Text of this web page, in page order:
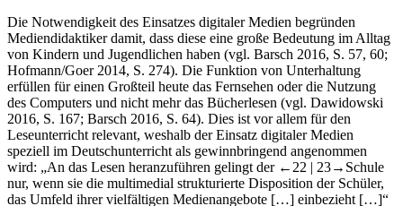
Die Notwendigkeit des Einsatzes digitaler Medien begründen
Mediendidaktiker damit, dass diese eine große Bedeutung im Alltag
von Kindern und Jugendlichen haben (vgl. Barsch2016, S. 57, 60;
Hofmann/Goer2014, S. 274). Die Funktion von Unterhaltung
erfüllen für einen Großteil heute das Fernsehen oder die Nutzung
des Computers und nicht mehr das Bücherlesen (vgl. Dawidowski
2016, S. 167; Barsch2016, S. 64). Dies ist vor allem für den
Leseunterricht relevant, weshalb der Einsatz digitaler Medien
speziell im Deutschunterricht als gewinnbringend angenommen
wird: „An das Lesen heranzuführen gelingt der←22 | 23→Schule
nur, wenn sie die multimedial strukturierte Disposition der Schüler,